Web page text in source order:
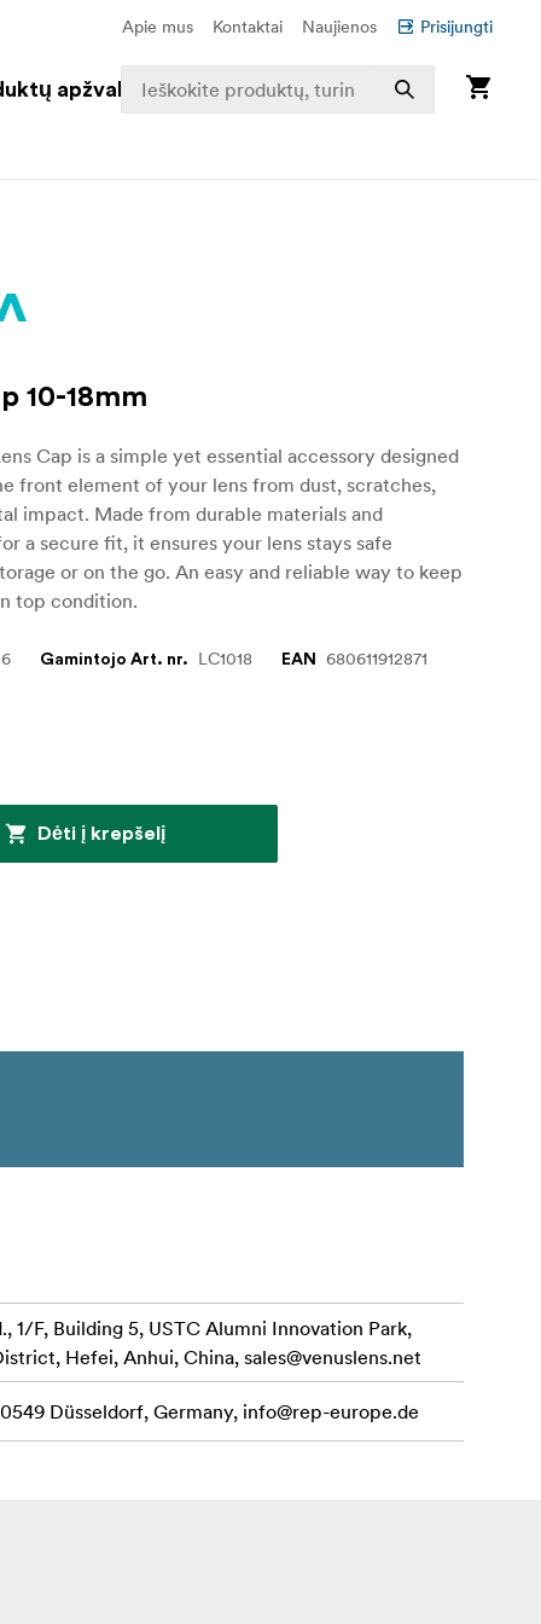
Apie mus Kontaktai Naujienos Prisijungti
apžvalga
10-18mm
Cap is a simple yet essential accessory designed
front element of your lens from dust, scratches,
impact. Made from durable materials and
a secure fit, it ensures your lens stays safe
or on the go. An easy and reliable way to keep
top condition.
Gamintojo Art. nr. LC1018 EAN 680611912871
Dėti į krepšelį
1/F, Building 5, USTC Alumni Innovation Park,
Hefei, Anhui, China, sales@venuslens.net
Düsseldorf, Germany, info@rep-europe.de